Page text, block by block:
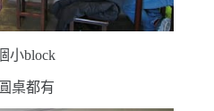
小block
桌都有